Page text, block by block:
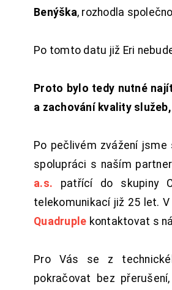
Benýška, rozhodla
Po tomto datu již Eri
Proto bylo tedy nutné
a zachování kvality
Po pečlivém zvážení
spolupráci s naším
a.s. patřící do skupiny
telekomunikací již 25 let.
Quadruple kontaktovat s
Pro Vás se z
pokračovat bez